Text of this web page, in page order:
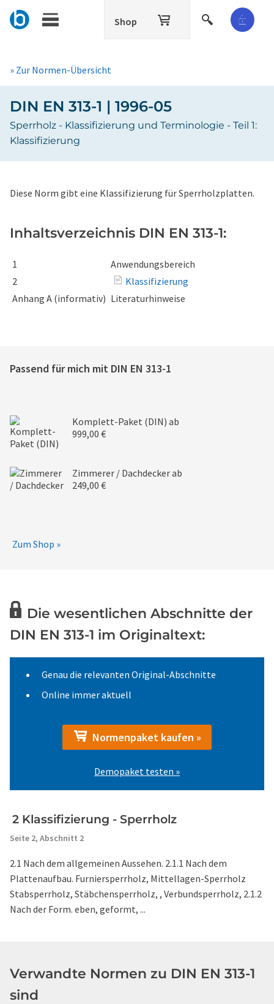
Shop
» Zur Normen-Übersicht
DIN EN 313-1 | 1996-05
Sperrholz - Klassifizierung und Terminologie - Teil 1:
Klassifizierung
Diese Norm gibt eine Klassifizierung für Sperrholzplatten.
Inhaltsverzeichnis DIN EN 313-1:
1
Anwendungsbereich
2
Klassifizierung
Anhang A (informativ) Literaturhinweise
Passend für mich mit DIN EN 313-1
Komplett-Paket (DIN) ab
999,00 €
Zimmerer / Dachdeckerab
249,00 €
Zum Shop »
Die wesentlichen Abschnitte der
DIN EN 313-1 im Originaltext:
Genau die relevanten Original-Abschnitte
Online immer aktuell
Normenpaket kaufen »
Demopaket testen »
2 Klassifizierung - Sperrholz
Seite 2, Abschnitt 2
2.1 Nach dem allgemeinen Aussehen. 2.1.1 Nach dem
Plattenaufbau. Furniersperrholz, Mittellagen-Sperrholz
Stabsperrholz, Stäbchensperrholz, , Verbundsperrholz, 2.1.2
Nach der Form. eben, geformt, ...
Verwandte Normen zu DIN EN 313-1
sind